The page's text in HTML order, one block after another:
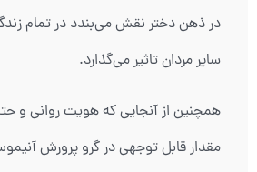
در ذهن دختر نقش می‌بندد در تمام
سایر مردان تاثیر می‌گذارد.
همچنین از آنجایی که هویت روانی و
مقدار قابل توجهی در گرو پرورش